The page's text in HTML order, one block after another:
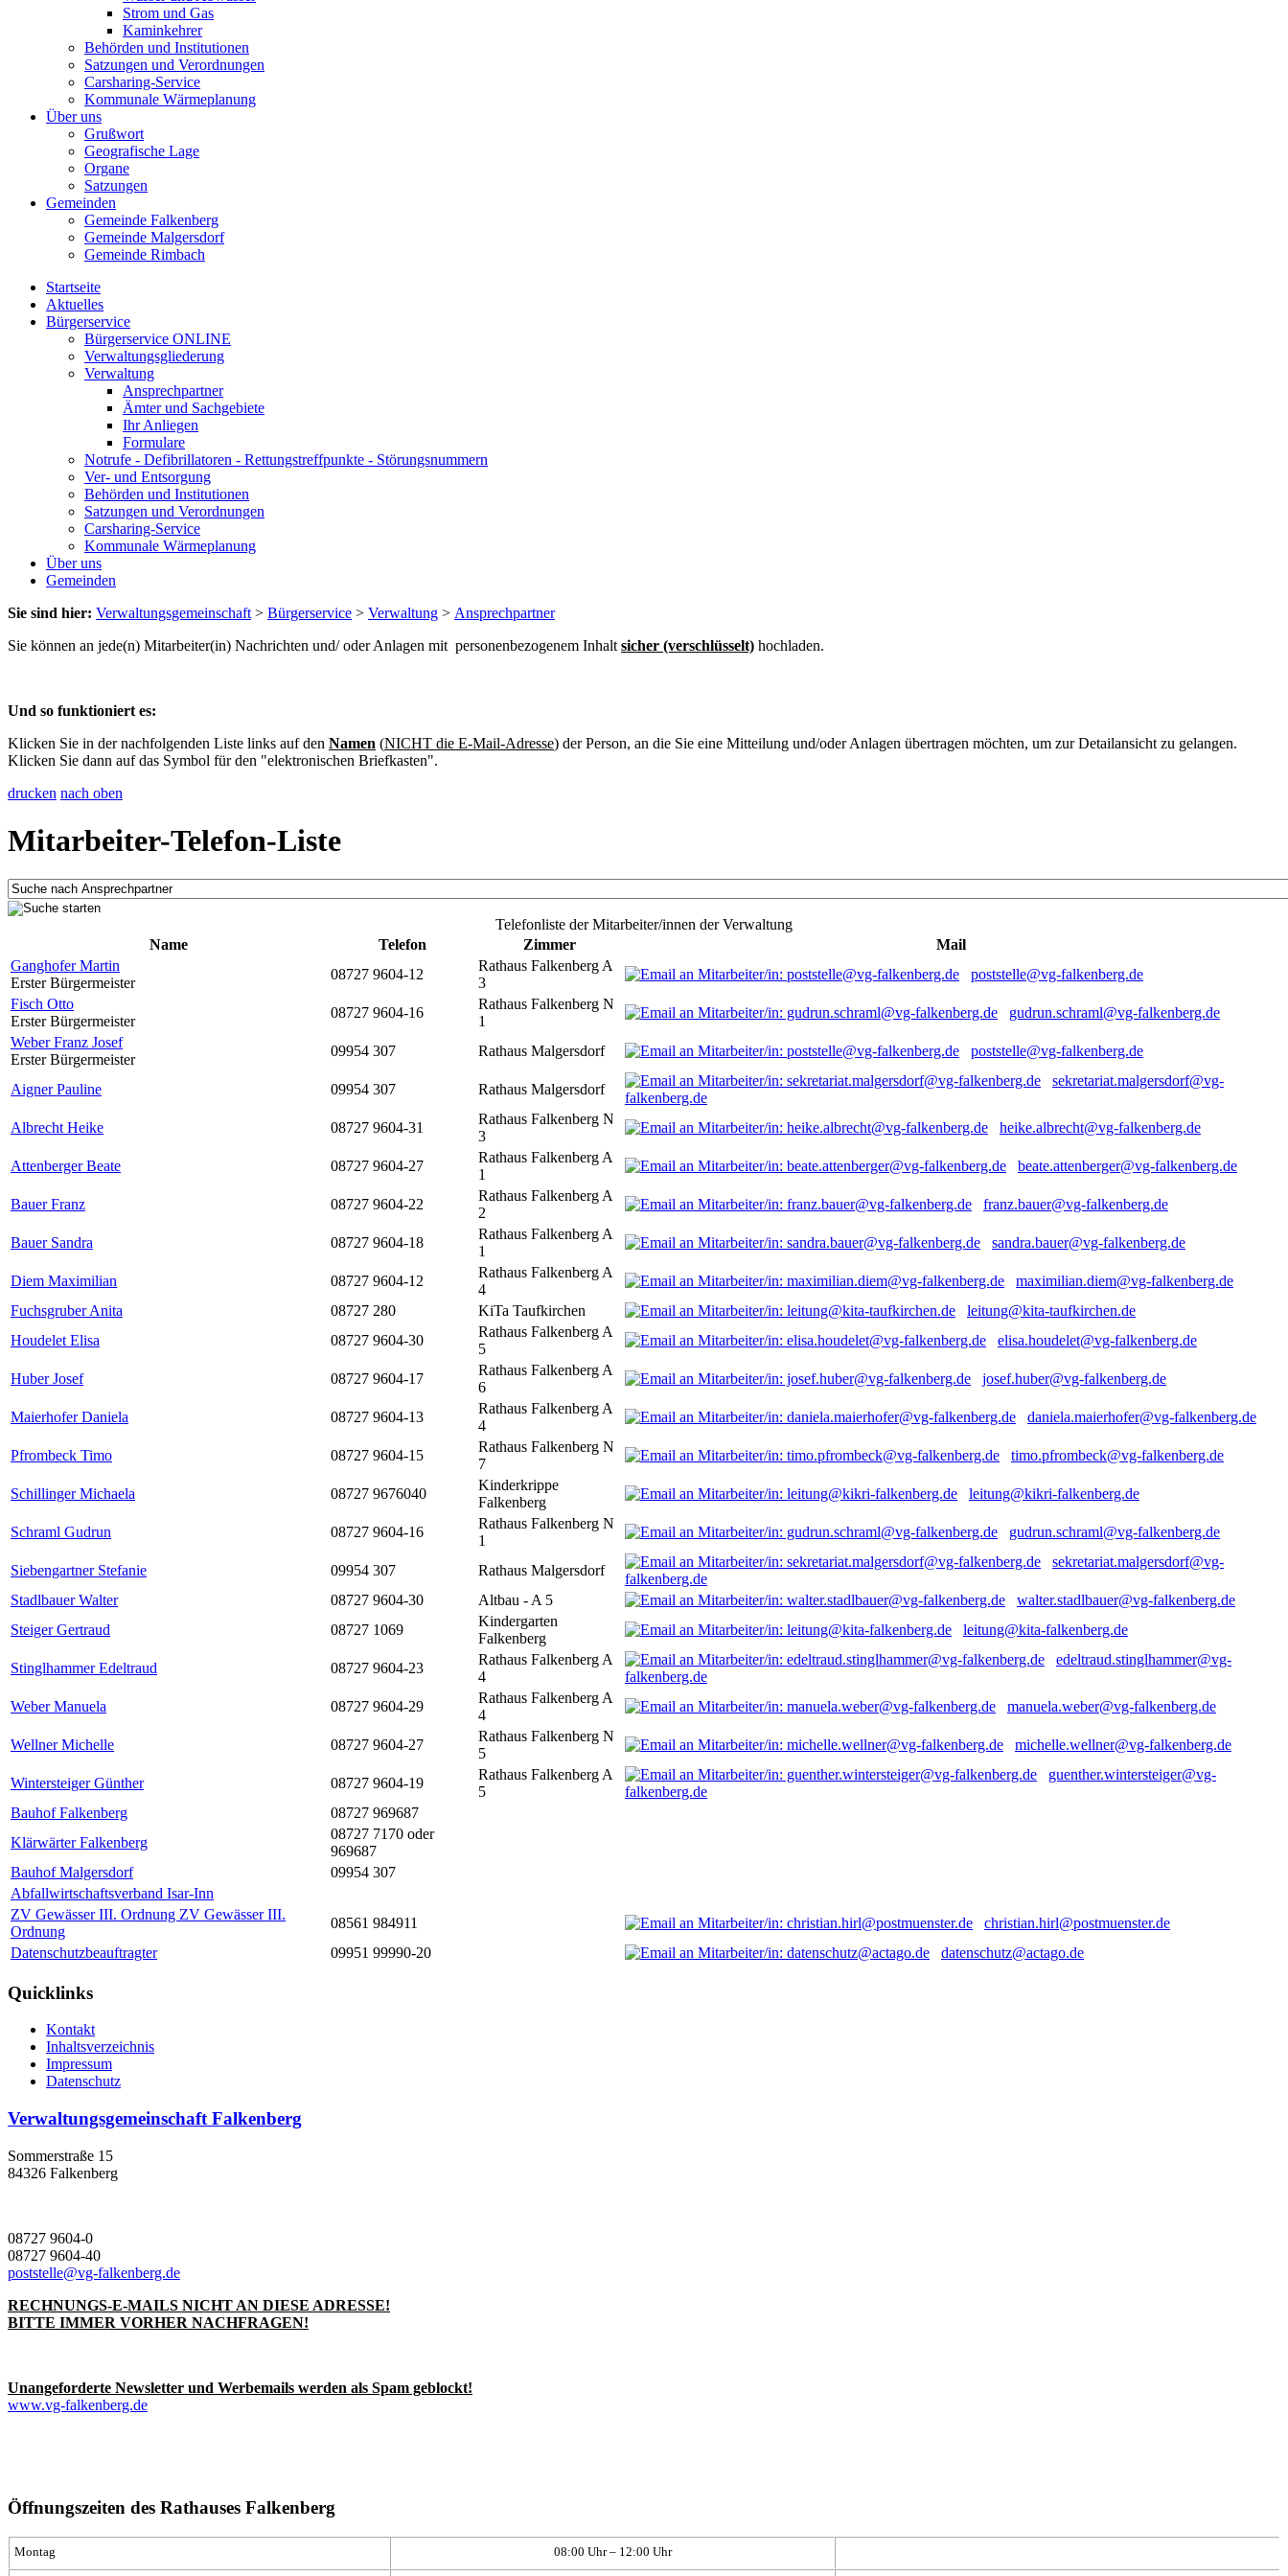
Strom und Gas
Kaminkehrer
Behörden und Institutionen
Satzungen und Verordnungen
Carsharing-Service
Kommunale Wärmeplanung
Über uns
Grußwort
Geografische Lage
Organe
Satzungen
Gemeinden
Gemeinde Falkenberg
Gemeinde Malgersdorf
Gemeinde Rimbach
Startseite
Aktuelles
Bürgerservice
Bürgerservice ONLINE
Verwaltungsgliederung
Verwaltung
Ansprechpartner
Ämter und Sachgebiete
Ihr Anliegen
Formulare
Notrufe - Defibrillatoren - Rettungstreffpunkte - Störungsnummern
Ver- und Entsorgung
Behörden und Institutionen
Satzungen und Verordnungen
Carsharing-Service
Kommunale Wärmeplanung
Über uns
Gemeinden
Sie sind hier: Verwaltungsgemeinschaft > Bürgerservice > Verwaltung > Ansprechpartner
Sie können an jede(n) Mitarbeiter(in) Nachrichten und/ oder Anlagen mit personenbezogenem Inhalt sicher (verschlüsselt) hochladen.
Und so funktioniert es:
Klicken Sie in der nachfolgenden Liste links auf den Namen (NICHT die E-Mail-Adresse) der Person, an die Sie eine Mitteilung und/oder Anlagen übertragen möchten, um zur Detailansicht zu gelangen.
Klicken Sie dann auf das Symbol für den "elektronischen Briefkasten".
drucken nach oben
Mitarbeiter-Telefon-Liste
Telefonliste der Mitarbeiter/innen der Verwaltung
Name
Telefon Zimmer
Mail
Ganghofer Martin
Erster Bürgermeister
08727 9604-12
Rathaus Falkenberg A
3
poststelle@vg-falkenberg.de
Fisch Otto
Erster Bürgermeister
08727 9604-16
Rathaus Falkenberg N
1
gudrun.schraml@vg-falkenberg.de
Weber Franz Josef
Erster Bürgermeister
09954 307 Rathaus Malgersdorf poststelle@vg-falkenberg.de
Aigner Pauline 09954 307 Rathaus Malgersdorf
sekretariat.malgersdorf@vg-
falkenberg.de
Albrecht Heike
08727 9604-31
Rathaus Falkenberg N
3
heike.albrecht@vg-falkenberg.de
Attenberger Beate 08727 9604-27
Rathaus Falkenberg A
1
beate.attenberger@vg-falkenberg.de
Bauer Franz 08727 9604-22
Rathaus Falkenberg A
2
franz.bauer@vg-falkenberg.de
Bauer Sandra 08727 9604-18
Rathaus Falkenberg A
1
sandra.bauer@vg-falkenberg.de
Diem Maximilian 08727 9604-12
Rathaus Falkenberg A
4
maximilian.diem@vg-falkenberg.de
Fuchsgruber Anita
08727 280 KiTa Taufkirchen
leitung@kita-taufkirchen.de
Houdelet Elisa
08727 9604-30
Rathaus Falkenberg A
5
elisa.houdelet@vg-falkenberg.de
Huber Josef 08727 9604-17
Rathaus Falkenberg A
6
josef.huber@vg-falkenberg.de
Maierhofer Daniela 08727 9604-13
Rathaus Falkenberg A
4
daniela.maierhofer@vg-falkenberg.de
Pfrombeck Timo 08727 9604-15
Rathaus Falkenberg N
7
timo.pfrombeck@vg-falkenberg.de
Schillinger Michaela 08727 9676040
Kinderkrippe
Falkenberg
leitung@kikri-falkenberg.de
Schraml Gudrun 08727 9604-16
Rathaus Falkenberg N
1
gudrun.schraml@vg-falkenberg.de
Siebengartner Stefanie 09954 307 Rathaus Malgersdorf
sekretariat.malgersdorf@vg-
falkenberg.de
Stadlbauer Walter
08727 9604-30 Altbau - A 5
walter.stadlbauer@vg-falkenberg.de
Steiger Gertraud
08727 1069
Kindergarten
Falkenberg
leitung@kita-falkenberg.de
Stinglhammer Edeltraud 08727 9604-23
Rathaus Falkenberg A
4
edeltraud.stinglhammer@vg-
falkenberg.de
Weber Manuela
08727 9604-29
Rathaus Falkenberg A
4
manuela.weber@vg-falkenberg.de
Wellner Michelle 08727 9604-27
Rathaus Falkenberg N
5
michelle.wellner@vg-falkenberg.de
Wintersteiger Günther 08727 9604-19
Rathaus Falkenberg A
5
guenther.wintersteiger@vg-
falkenberg.de
Bauhof Falkenberg
08727 969687
Klärwärter Falkenberg
08727 7170 oder
969687
Bauhof Malgersdorf
09954 307
Abfallwirtschaftsverband Isar-Inn
ZV Gewässer III. Ordnung ZV Gewässer III.
Ordnung
08561 984911
christian.hirl@postmuenster.de
Datenschutzbeauftragter
09951 99990-20 datenschutz@actago.de
Quicklinks
Kontakt
Inhaltsverzeichnis
Impressum
Datenschutz
Verwaltungsgemeinschaft Falkenberg
Sommerstraße 15
84326 Falkenberg
08727 9604-0
08727 9604-40
poststelle@vg-falkenberg.de
RECHNUNGS-E-MAILS NICHT AN DIESE ADRESSE!
BITTE IMMER VORHER NACHFRAGEN!
Unangeforderte Newsletter und Werbemails werden als Spam geblockt!
www.vg-falkenberg.de
Öffnungszeiten des Rathauses Falkenberg
Montag 08:00 Uhr – 12:00 Uhr